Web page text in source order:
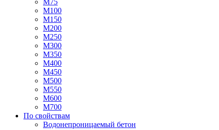
М75
М100
М150
М200
М250
М300
М350
М400
М450
М500
М550
М600
М700
По свойствам
Водонепроницаемый бетон